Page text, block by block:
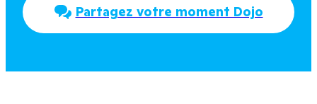
Partagez votre moment Dojo